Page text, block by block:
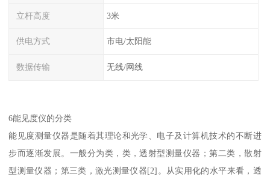
立杆高度 3米
供电方式 市电/太阳能
数据传输 无线/网线
6能见度仪的分类
能见度测量仪器是随着其理论和光学、电子及计算机技术的不断进
步而逐渐发展。一般分为类，类，透射型测量仪器；第二类，散射
型测量仪器；第三类，激光测量仪器[2]。从实用化的水平来看，透